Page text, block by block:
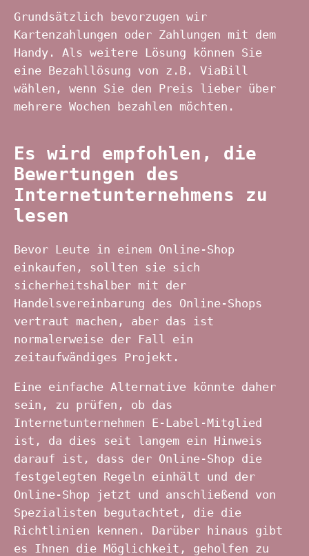
Grundsätzlich bevorzugen wir
Kartenzahlungen oder Zahlungen mit dem
Handy. Als weitere Lösung können Sie
eine Bezahllösung von z.B. ViaBill
wählen, wenn Sie den Preis lieber über
mehrere Wochen bezahlen möchten.
Es wird empfohlen, die
Bewertungen des
Internetunternehmens zu
lesen
Bevor Leute in einem Online-Shop
einkaufen, sollten sie sich
sicherheitshalber mit der
Handelsvereinbarung des Online-Shops
vertraut machen, aber das ist
normalerweise der Fall ein
zeitaufwändiges Projekt.
Eine einfache Alternative könnte daher
sein, zu prüfen, ob das
Internetunternehmen E-Label-Mitglied
ist, da dies seit langem ein Hinweis
darauf ist, dass der Online-Shop die
festgelegten Regeln einhält und der
Online-Shop jetzt und anschließend von
Spezialisten begutachtet, die die
Richtlinien kennen. Darüber hinaus gibt
es Ihnen die Möglichkeit, geholfen zu